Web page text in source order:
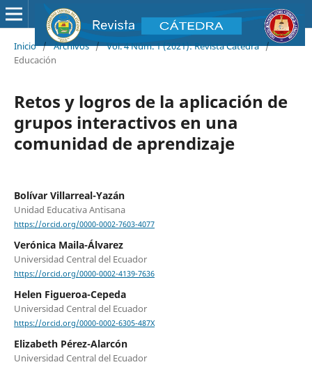
Inicio / Archivos / Vol. 4 Núm. 1 (2021): Revista Cátedra /
Educación
Retos y logros de la aplicación de
grupos interactivos en una
comunidad de aprendizaje
Bolívar Villarreal-Yazán
Unidad Educativa Antisana
https://orcid.org/0000-0002-7603-4077
Verónica Maila-Álvarez
Universidad Central del Ecuador
https://orcid.org/0000-0002-4139-7636
Helen Figueroa-Cepeda
Universidad Central del Ecuador
https://orcid.org/0000-0002-6305-487X
Elizabeth Pérez-Alarcón
Universidad Central del Ecuador